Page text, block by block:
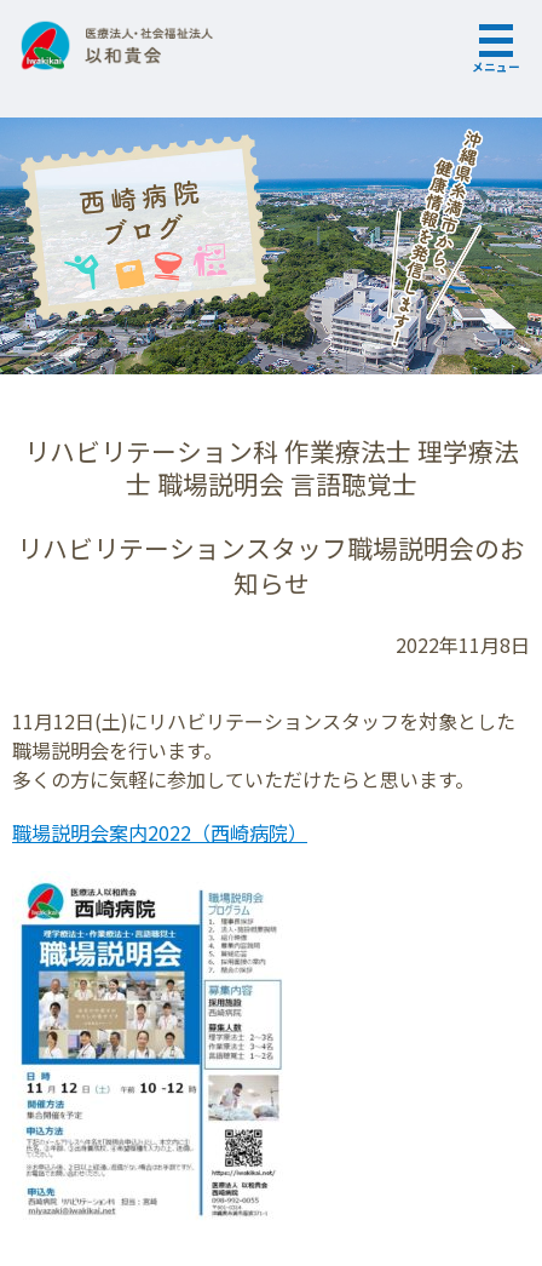
リハビリテーション科 作業療法士 理学療法
士 職場説明会 言語聴覚士
リハビリテーションスタッフ職場説明会のお
知らせ
2022年11月8日
11月12日(土)にリハビリテーションスタッフを対象とした
職場説明会を行います。
多くの方に気軽に参加していただけたらと思います。
職場説明会案内2022（西崎病院）
メニュー